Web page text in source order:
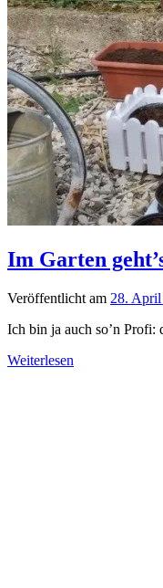
Im Garten
Veröffentlicht am 28.
Ich bin ja auch so’n Profi:
Weiterlesen